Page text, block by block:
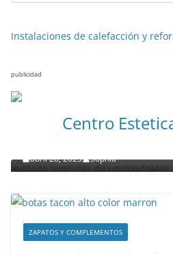
Instalaciones de calefacción y
publicidad
Centro
abril 28, 2023 Sophia
ZAPATOS Y COMPLEMENTOS